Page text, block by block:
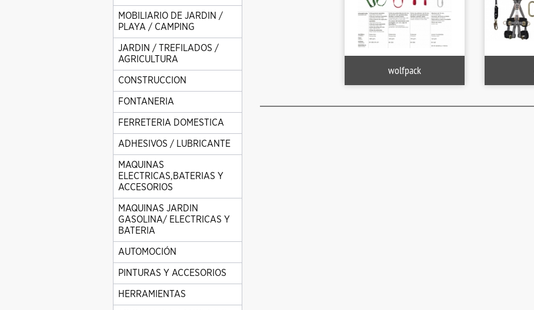
MOBILIARIO DE JARDIN /
PLAYA / CAMPING
JARDIN / TREFILADOS /
AGRICULTURA
CONSTRUCCION
FONTANERIA
FERRETERIA DOMESTICA
ADHESIVOS / LUBRICANTE
MAQUINAS
ELECTRICAS,BATERIAS Y
ACCESORIOS
MAQUINAS JARDIN
GASOLINA/ ELECTRICAS Y
BATERIA
AUTOMOCIÓN
PINTURAS Y ACCESORIOS
HERRAMIENTAS
wolfpack